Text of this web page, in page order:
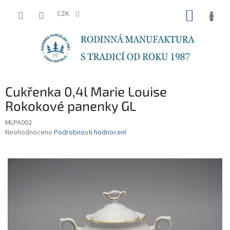
CZK
Cukřenka 0,4l Marie Louise
Rokokové panenky GL
MLPA002
Průměrné
je
Neohodnoceno Podrobnosti hodnocení